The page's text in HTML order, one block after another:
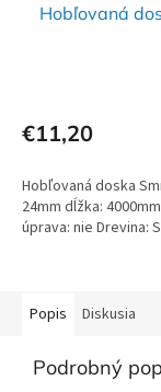
Hobľovaná
produktu
je
z
5
hviezdičiek.
€11,20
Hobľovaná doska
24mm dĺžka:
úprava: nie Drevina:
Popis Diskusia
Podrobný